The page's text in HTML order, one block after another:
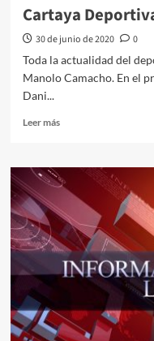
Cartaya
30 de junio de 2020
0
Toda la actualidad del
Manolo Camacho. En el
Dani...
Leer más